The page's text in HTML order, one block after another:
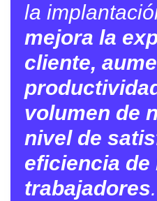
la
mejora la
cliente,
volumen de
nivel de
eficiencia de
trabajadores